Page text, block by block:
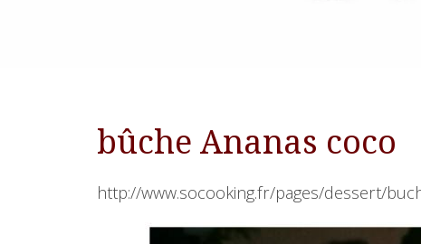
bûche Ananas coco
http://www.socooking.fr/pages/dessert/